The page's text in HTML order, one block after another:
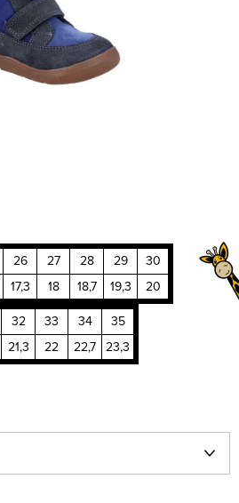
26 27 28 29
30
17,3 18 18,7 19,3
20
32 33 34
35
21,3 22 22,7 23,3